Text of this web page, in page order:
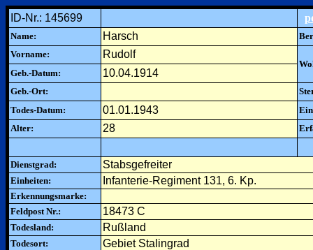
ID-Nr.: 145699
Name: Harsch
Vorname:
Rudolf
Geb.-Datum:
10.04.1914
Geb.-Ort:
Todes-Datum:
01.01.1943
Alter:
28
Dienstgrad: Stabsgefreiter
Einheiten: Infanterie-Regiment 131, 6. Kp.
Erkennungsmarke:
Feldpost Nr.:
18473 C
Todesland: Rußland
Todesort: Gebiet Stalingrad